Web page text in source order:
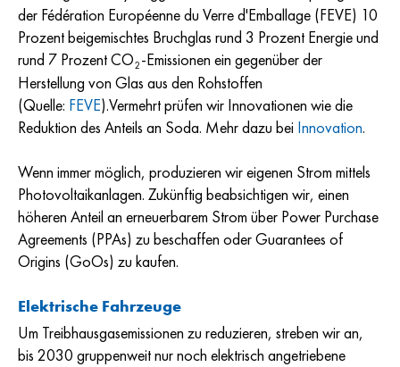
der Fédération Européenne du Verre d'Emballage (FEVE) 10
Prozent beigemischtes Bruchglas rund 3 Prozent Energie und
rund 7 Prozent CO2 -Emissionen ein gegenüber der
Herstellung von Glas aus den Rohstoffen
(Quelle: FEVE).Vermehrt prüfen wir Innovationen wie die
Reduktion des Anteils an Soda. Mehr dazu bei Innovation.
Wenn immer möglich, produzieren wir eigenen Strom mittels
Photovoltaikanlagen. Zukünftig beabsichtigen wir, einen
höheren Anteil an erneuerbarem Strom über Power Purchase
Agreements (PPAs) zu beschaffen oder Guarantees of
Origins (GoOs) zu kaufen.
Elektrische Fahrzeuge
Um Treibhausgasemissionen zu reduzieren, streben wir an,
bis 2030 gruppenweit nur noch elektrisch angetriebene